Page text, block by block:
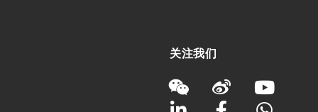
关注我们